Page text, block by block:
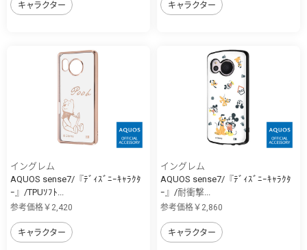
キャラクター キャラクター
イングレム
AQUOS sense7/『ﾃﾞｨｽﾞﾆｰｷｬﾗｸﾀ
ｰ』/TPUｿﾌﾄ...
参考価格￥2,420
キャラクター
イングレム
AQUOS sense7/『ﾃﾞｨｽﾞﾆｰｷｬﾗｸﾀ
ｰ』/耐衝撃...
参考価格￥2,860
キャラクター